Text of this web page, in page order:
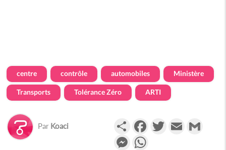
centre contrôle automobiles Ministère
Transports Tolérance Zéro ARTI
Par Koaci PartagerFacebookTwitterEmail
Messenger